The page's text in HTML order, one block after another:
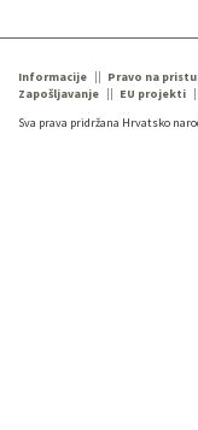
Informacije Pravo na
Zapošljavanje
EU projekti
Sva prava pridržana Hrvatsko